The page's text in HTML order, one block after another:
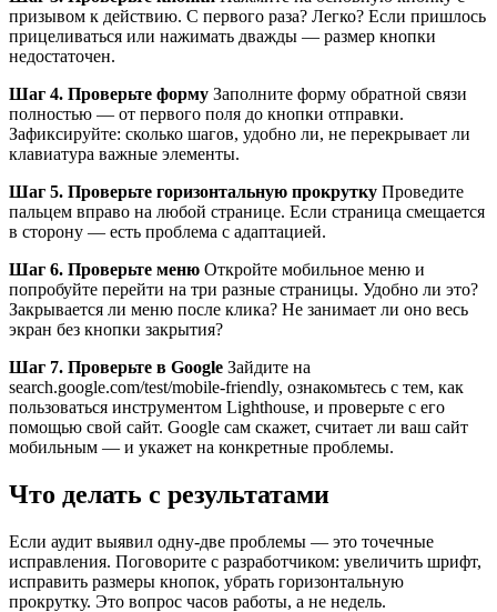
призывом к действию. С первого раза? Легко? Если пришлось
прицеливаться или нажимать дважды — размер кнопки
недостаточен.
Шаг 4. Проверьте форму Заполните форму обратной связи
полностью — от первого поля до кнопки отправки.
Зафиксируйте: сколько шагов, удобно ли, не перекрывает ли
клавиатура важные элементы.
Шаг 5. Проверьте горизонтальную прокрутку Проведите
пальцем вправо на любой странице. Если страница смещается
в сторону — есть проблема с адаптацией.
Шаг 6. Проверьте меню Откройте мобильное меню и
попробуйте перейти на три разные страницы. Удобно ли это?
Закрывается ли меню после клика? Не занимает ли оно весь
экран без кнопки закрытия?
Шаг 7. Проверьте в Google Зайдите на
search.google.com/test/mobile-friendly, ознакомьтесь с тем, как
пользоваться инструментом Lighthouse, и проверьте с его
помощью свой сайт. Google сам скажет, считает ли ваш сайт
мобильным — и укажет на конкретные проблемы.
Что делать с результатами
Если аудит выявил одну-две проблемы — это точечные
исправления. Поговорите с разработчиком: увеличить шрифт,
исправить размеры кнопок, убрать горизонтальную
прокрутку. Это вопрос часов работы, а не недель.